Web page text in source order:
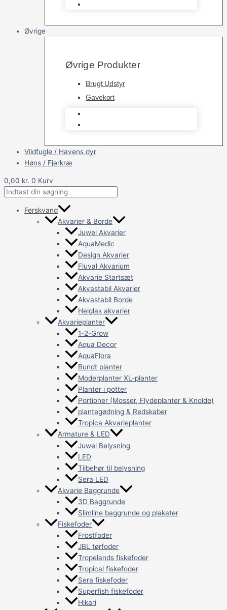
Øvrige
Øvrige Produkter
Brugt Udstyr
Gavekort
Vildfugle / Havens dyr
Høns / Fjerkræ
0,00 kr. 0 Kurv
Ferskvand
Akvarier & Borde
Juwel Akvarier
AquaMedic
Design Akvarier
Fluval Akvarium
Akvarie Startsæt
Akvastabil Akvarier
Akvastabil Borde
Helglas akvarier
Akvarieplanter
1-2-Grow
Aqua Decor
AquaFlora
Bundt planter
Moderplanter XL-planter
Planter i potter
Portioner (Mosser, Flydeplanter & Knolde)
plantegødning & Redskaber
Tropica Akvarieplanter
Armature & LED
Juwel Belysning
LED
Tilbehør til belysning
Sera LED
Akvarie Baggrunde
3D Baggrunde
Slimline baggrunde og plakater
Fiskefoder
Frostfoder
JBL tørfoder
Tropelands fiskefoder
Tropical fiskefoder
Sera fiskefoder
Superfish fiskefoder
Hikari